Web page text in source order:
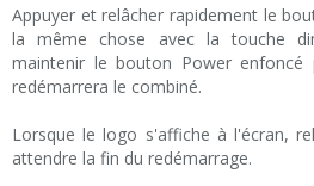
Appuyer et relâcher rapidement le
la même chose avec la touche
maintenir le bouton Power enfoncé
redémarrera le combiné.
Lorsque le logo s'affiche à l'écran,
attendre la fin du redémarrage.